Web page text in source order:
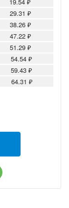
29.31 ₽
38.26 ₽
47.22 ₽
51.29 ₽
54.54 ₽
59.43 ₽
64.31 ₽